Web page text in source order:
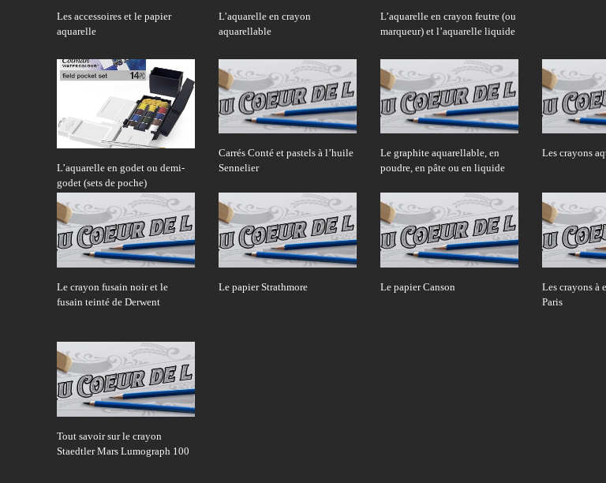
Les accessoires et le papier
aquarelle
L’aquarelle en crayon
aquarellable
L’aquarelle en crayon feutre (ou
marqueur) et l’aquarelle liquide
L’aquarelle en godet ou demi-
godet (sets de poche)
Carrés Conté et pastels à l’huile
Sennelier
Le graphite aquarellable, en
poudre, en pâte ou en liquide
Les crayons
Le crayon fusain noir et le
fusain teinté de Derwent
Le papier Strathmore Le papier Canson
Les crayons à
Paris
Tout savoir sur le crayon
Staedtler Mars Lumograph 100